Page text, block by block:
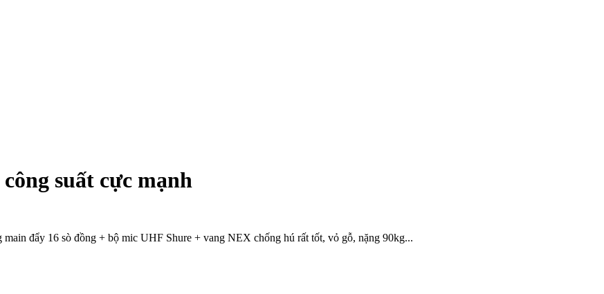
suất cực mạnh
đẩy 16 sò đồng + bộ mic UHF Shure + vang NEX chống hú rất tốt, vỏ gỗ, nặng 90kg...